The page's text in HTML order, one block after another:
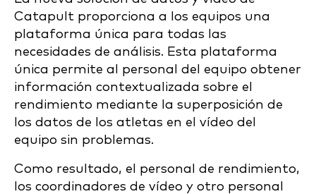
Catapult proporciona a los equipos una
plataforma única para todas las
necesidades de análisis. Esta plataforma
única permite al personal del equipo obtener
información contextualizada sobre el
rendimiento mediante la superposición de
los datos de los atletas en el vídeo del
equipo sin problemas.
Como resultado, el personal de rendimiento,
los coordinadores de vídeo y otro personal